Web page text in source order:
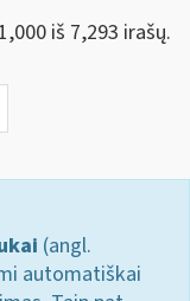
iš 7,293 irašų.
(angl.
automatiškai